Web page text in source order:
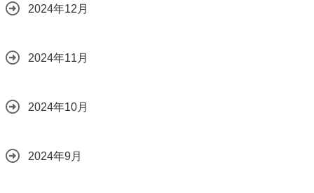
2024年12月
2024年11月
2024年10月
2024年9月